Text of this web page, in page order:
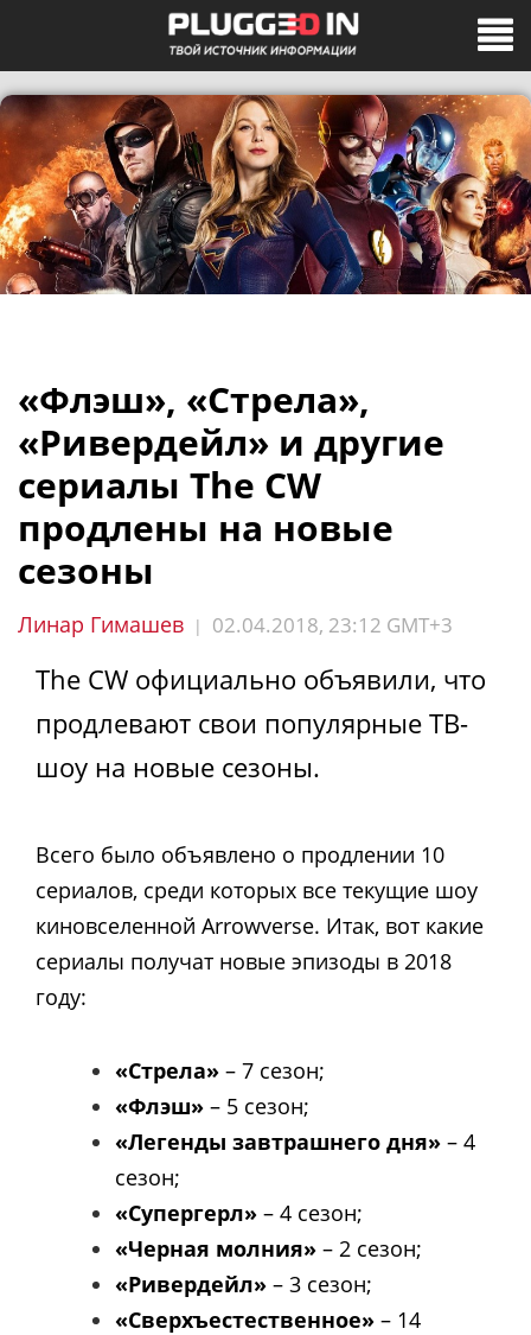
«Флэш», «Стрела»,
«Ривердейл» и другие
сериалы The CW
продлены на новые
сезоны
Линар Гимашев | 02.04.2018, 23:12 GMT+3
The CW официально объявили, что
продлевают свои популярные ТВ-
шоу на новые сезоны.
Всего было объявлено о продлении 10
сериалов, среди которых все текущие шоу
киновселенной Arrowverse. Итак, вот какие
сериалы получат новые эпизоды в 2018
году:
«Стрела» – 7 сезон;
«Флэш» – 5 сезон;
«Легенды завтрашнего дня» – 4
сезон;
«Супергерл» – 4 сезон;
«Черная молния» – 2 сезон;
«Ривердейл» – 3 сезон;
«Сверхъестественное» – 14